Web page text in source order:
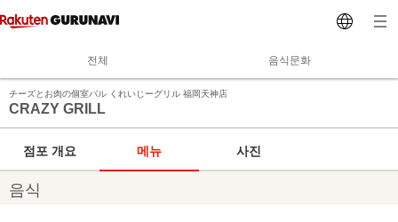
전체 음식문화
チーズとお肉の個室バル くれいじーグリル 福岡天神店
CRAZY GRILL
점포 개요 메뉴 사진
음식